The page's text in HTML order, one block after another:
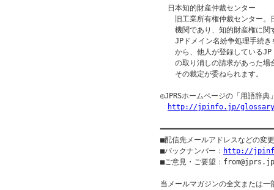
日本知的財産仲裁センター
旧工業所有権仲裁センター。
機関であり、知的財産権に関
JPドメイン名紛争処理手続き
から、他人が登録しているJP
の取り消しの請求があった場
その裁定が委ねられます。
◎JPRSホームページの「用語辞典
http://jpinfo.jp/
■配信先メールアドレスなどの変
■バックナンバー： http://
■ご意見・ご要望：from@jprs.jp
当メールマガジンの全文または